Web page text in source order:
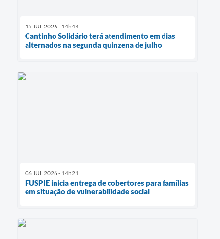
15 JUL 2026 - 14h44
Cantinho Solidário terá atendimento em dias
alternados na segunda quinzena de julho
06 JUL 2026 - 14h21
FUSPIE inicia entrega de cobertores para famílias
em situação de vulnerabilidade social